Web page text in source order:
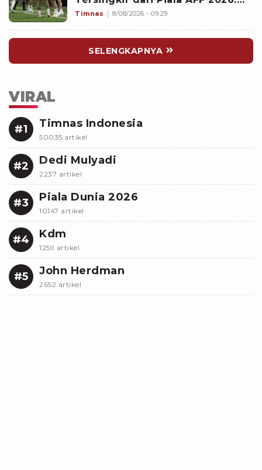
Memalukan!
Timnas 8/08/2026 - 09:29
SELENGKAPNYA
VIRAL
#1 Timnas Indonesia
50035 artikel
#2 Dedi Mulyadi
2237 artikel
#3 Piala Dunia 2026
10147 artikel
#4 Kdm
1259 artikel
#5 John Herdman
2652 artikel